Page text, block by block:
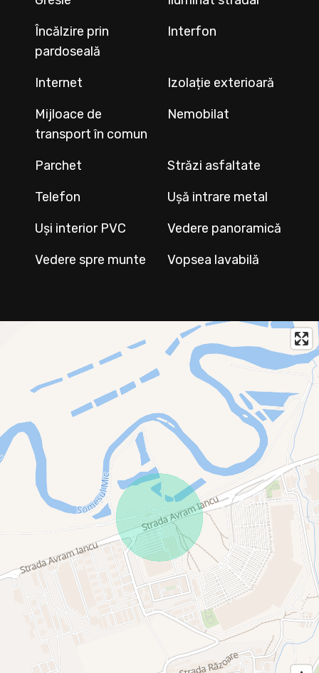
Încălzire prin
pardoseală
Interfon
Internet
Izolație exterioară
Mijloace de
transport în comun
Nemobilat
Parchet
Străzi asfaltate
Telefon
Ușă intrare metal
Uși interior PVC
Vedere panoramică
Vedere spre munte
Vopsea lavabilă